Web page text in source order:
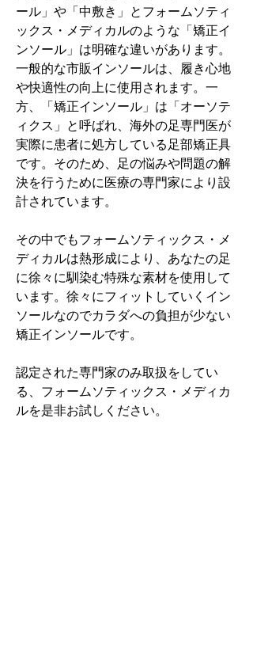
ール」や「中敷き」とフォームソティ
ックス・メディカルのような「矯正イ
ンソール」は明確な違いがあります。
一般的な市販インソールは、履き心地
や快適性の向上に使用されます。一
方、「矯正インソール」は「オーソテ
ィクス」と呼ばれ、海外の足専門医が
実際に患者に処方している足部矯正具
です。そのため、足の悩みや問題の解
決を行うために医療の専門家により設
計されています。
その中でもフォームソティックス・メ
ディカルは熱形成により、あなたの足
に徐々に馴染む特殊な素材を使用して
います。徐々にフィットしていくイン
ソールなのでカラダへの負担が少ない
矯正インソールです。
認定された専門家のみ取扱をしてい
る、フォームソティックス・メディカ
ルを是非お試しください。